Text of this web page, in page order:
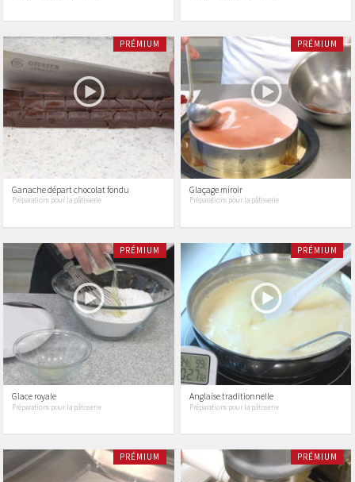
PRÉMIUM
Ganache départ chocolat fondu
Préparations pour la pâtisserie
PRÉMIUM
Glaçage miroir
Préparations pour la pâtisserie
PRÉMIUM
Glace royale
Préparations pour la pâtisserie
PRÉMIUM
Anglaise traditionnelle
Préparations pour la pâtisserie
PRÉMIUM PRÉMIUM